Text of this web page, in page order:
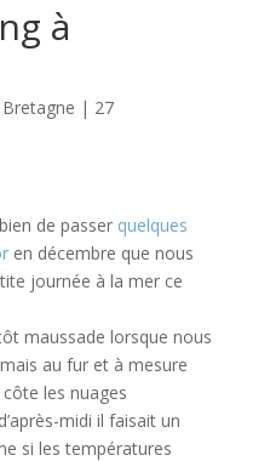
à
Bretagne | 27
de passer quelques
en décembre que nous
journée à la mer ce
maussade lorsque nous
au fur et à mesure
les nuages
midi il faisait un
si les températures